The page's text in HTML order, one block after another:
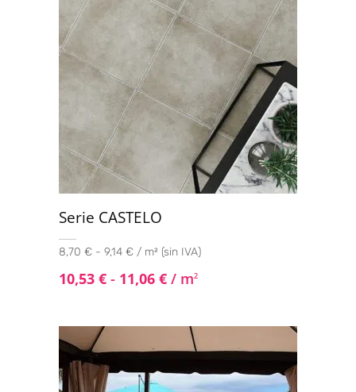
Serie CASTELO
8,70 € - 9,14 € / m² (sin IVA)
10,53 € - 11,06 € / m2